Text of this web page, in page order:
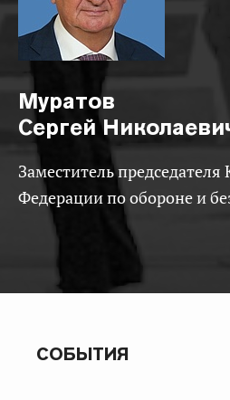
Муратов
Сергей
Заместитель председателя Комитета Совета
Федерации по обороне и
СОБЫТИЯ